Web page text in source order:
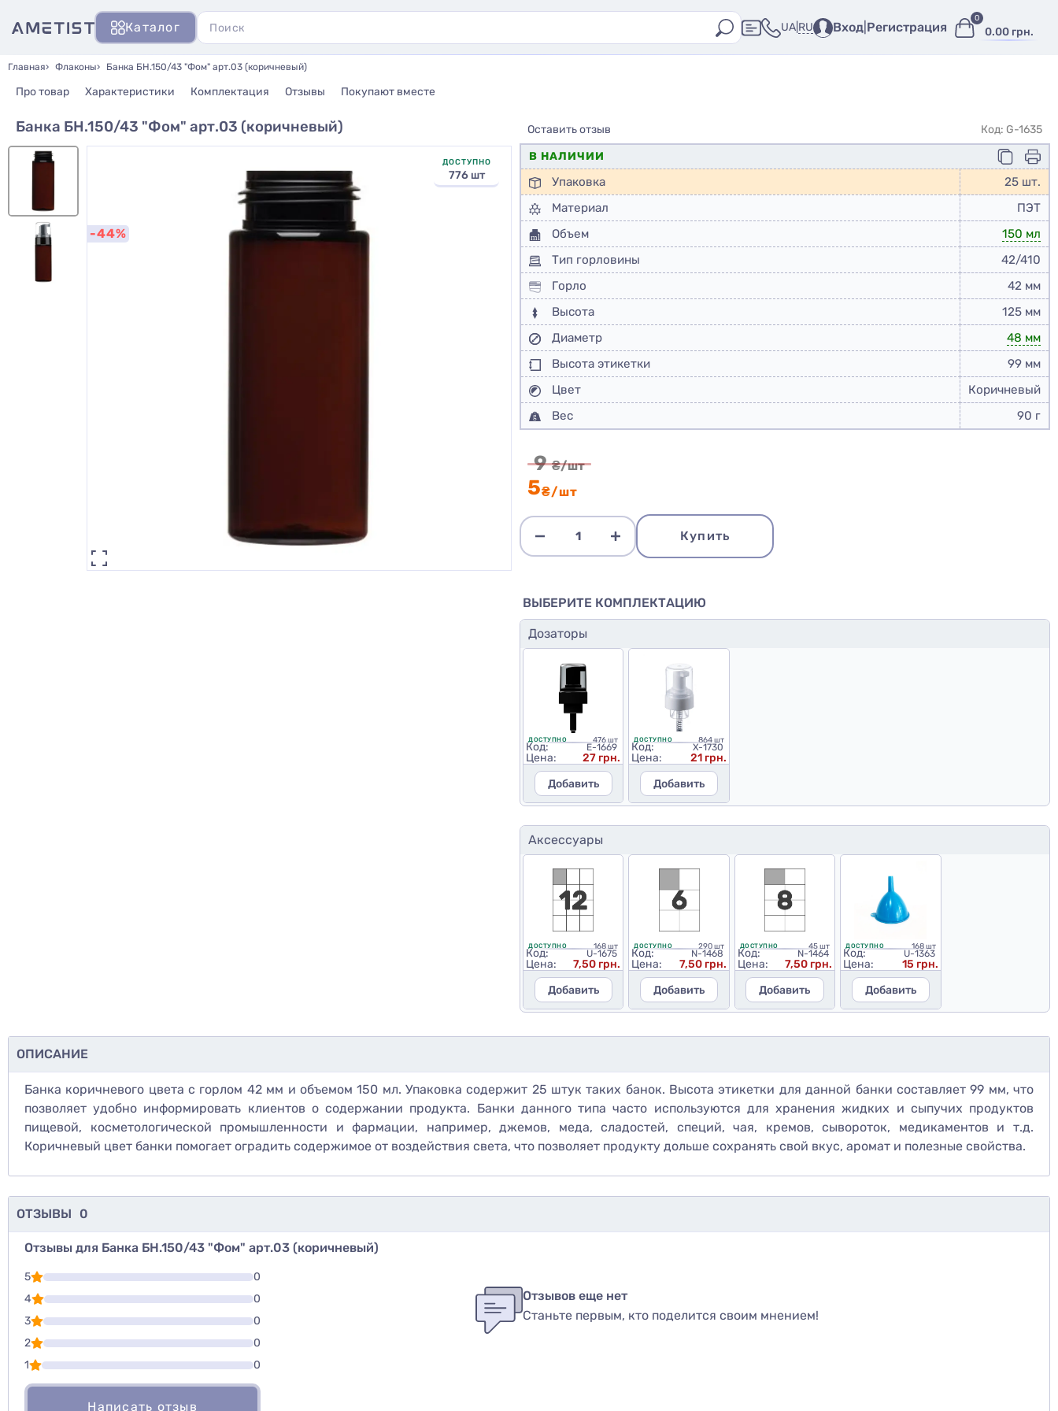
Каталог UA RU Вход Регистрация 0.00 грн.
0
Главная Флаконы Банка БН.150/43 "Фом" арт.03 (коричневый)
Про товар Характеристики Комплектация Отзывы Покупают вместе
Банка БН.150/43 "Фом" арт.03 (коричневый)
-44%
ДОСТУПНО
776 шт
9 ₴/шт
5₴/шт
Купить
Оставить отзыв
Код: G-1635
В НАЛИЧИИ
Упаковка
25 шт.
Материал
ПЭТ
Объем
150 мл
Тип горловины
42/410
Горло
42 мм
Высота
125 мм
Диаметр
48 мм
Высота этикетки
99 мм
Цвет
Коричневый
Вес
90 г
ВЫБЕРИТЕ КОМПЛЕКТАЦИЮ
Дозаторы
ДОСТУПНО 476 шт
Код: E-1669
Цена:
27 грн.
Добавить
ДОСТУПНО 864 шт
Код: X-1730
Цена:
21 грн.
Добавить
Аксессуары
ДОСТУПНО 168 шт
Код: U-1675
Цена:
7,50 грн.
Добавить
ДОСТУПНО 290 шт
Код: N-1468
Цена:
7,50 грн.
Добавить
ДОСТУПНО 45 шт
Код: N-1464
Цена:
7,50 грн.
Добавить
ДОСТУПНО 168 шт
Код: U-1363
Цена:
15 грн.
Добавить
ОПИСАНИЕ
Банка коричневого цвета с горлом 42 мм и объемом 150 мл. Упаковка содержит 25 штук таких банок. Высота этикетки для данной банки составляет 99 мм, что
позволяет удобно информировать клиентов о содержании продукта. Банки данного типа часто используются для хранения жидких и сыпучих продуктов
пищевой, косметологической промышленности и фармации, например, джемов, меда, сладостей, специй, чая, кремов, сывороток, медикаментов и т.д.
Коричневый цвет банки помогает оградить содержимое от воздействия света, что позволяет продукту дольше сохранять свой вкус, аромат и полезные свойства.
ОТЗЫВЫ 0
Отзывы для Банка БН.150/43 "Фом" арт.03 (коричневый)
5
0
4
0
3
0
2
0
1
0
Написать отзыв
Отзывов еще нет
Станьте первым, кто поделится своим мнением!